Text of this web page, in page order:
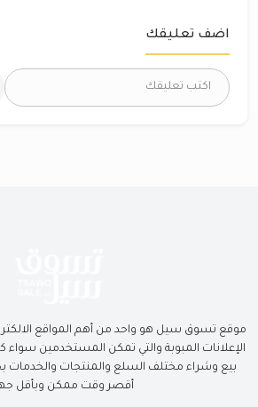
اضف تعليقك
موقع تسوق سيل هو واحد من أهم المواقع
الإعلانات المبوبة والتي تمكن المستخدمين سواء
بيع وشراء مختلف السلع والمنتجات والخدمات
أقصر وقت ممكن وبأقل